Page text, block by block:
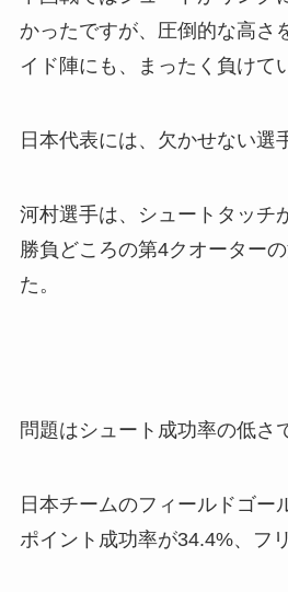
かったですが、圧倒的な高さ
イド陣にも、まったく負けて
日本代表には、欠かせない選
河村選手は、シュートタッチ
勝負どころの第4クオーター
た。
問題はシュート成功率の低さ
日本チームのフィールドゴー
ポイント成功率が34.4%、フ